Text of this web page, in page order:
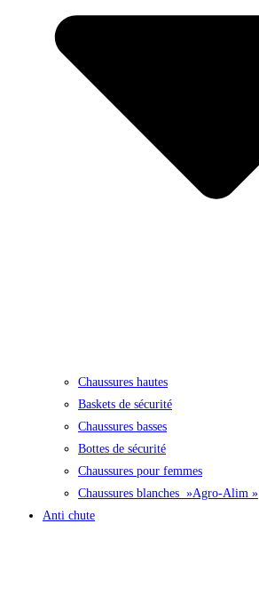
Chaussures hautes
Baskets de sécurité
Chaussures basses
Bottes de sécurité
Chaussures pour femmes
Chaussures blanches »Agro-Alim »
Anti chute